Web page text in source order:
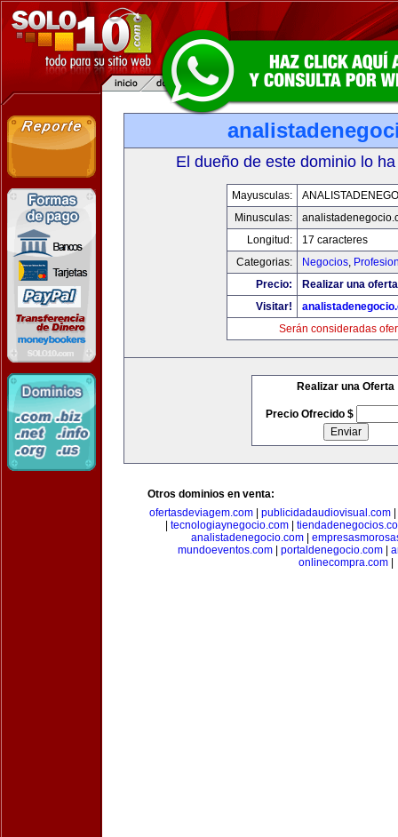
El dueño de este dominio lo
Mayusculas:
Minusculas:
Longitud:
17 caracteres
Categorias:
Negocios,
Precio:
Realizar una
Visitar!
Serán consideradas
Realizar una Oferta
Precio Ofrecido $
Otros dominios en venta:
ofertasdeviagem.com| publicidadaudiovisual.com|
tecnologiaynegocio.com
analistadenegocio.com
mundoeventos.com| portaldenegocio.com|
onlinecompra.com|